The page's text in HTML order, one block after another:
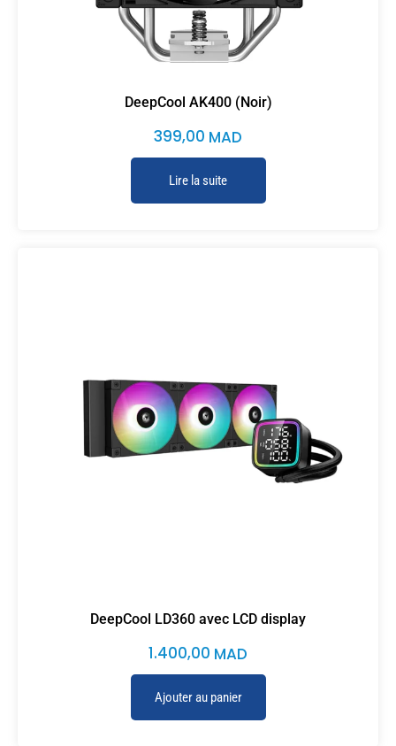
DeepCool AK400 (Noir)
399,00 MAD
Lire la suite
DeepCool LD360 avec LCD display
1.400,00 MAD
Ajouter au panier